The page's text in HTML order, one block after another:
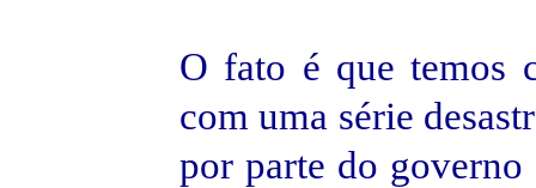
O fato é que temos
com uma série
por parte do governo